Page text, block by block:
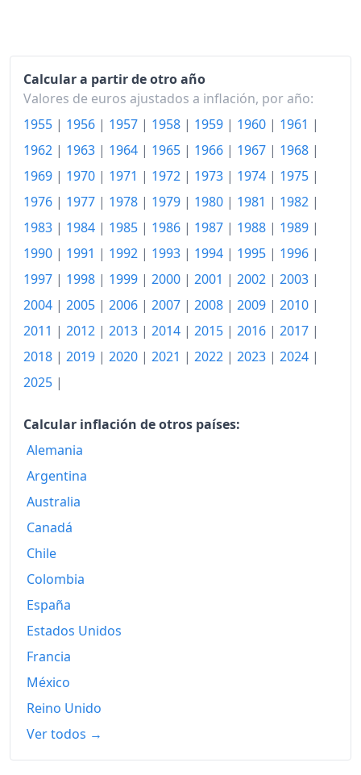
2016
123.64
2017
124.54
2019
127.20
2020
127.57
130.38
2022
139.66
2023
148.39
2024
150.73
2026-05
154.47
Calcular a partir de otro año
Valores de euros ajustados a inflación, por año:
1955 | 1956 | 1957 | 1958 | 1959 | 1960 | 1961 |
1962 | 1963 | 1964 | 1965 | 1966 | 1967 | 1968 |
1969 | 1970 | 1971 | 1972 | 1973 | 1974 | 1975 |
1976 | 1977 | 1978 | 1979 | 1980 | 1981 | 1982 |
1983 | 1984 | 1985 | 1986 | 1987 | 1988 | 1989 |
1990 | 1991 | 1992 | 1993 | 1994 | 1995 | 1996 |
1997 | 1998 | 1999 | 2000 | 2001 | 2002 | 2003 |
2004 | 2005 | 2006 | 2007 | 2008 | 2009 | 2010 |
2011 | 2012 | 2013 | 2014 | 2015 | 2016 | 2017 |
2018 | 2019 | 2020 | 2021 | 2022 | 2023 | 2024 |
2025 |
Calcular inflación de otros países:
Alemania
Argentina
Australia
Canadá
Chile
Colombia
España
Estados Unidos
Francia
México
Reino Unido
Ver todos →